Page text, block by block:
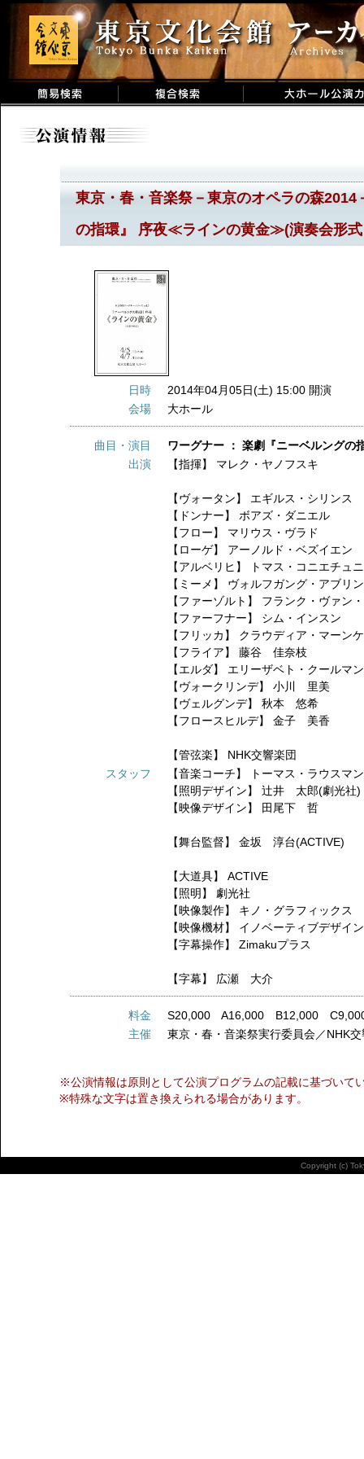
東京・春・音楽祭－東京のオペラの森
の指環』 序夜≪ラインの黄金≫(演奏会形
日時
2014年04月05日(土) 15:00 開演
会場
大ホール
曲目・演目
ワーグナー ： 楽劇『ニーベルングの
出演
【指揮】 マレク・ヤノフスキ
【ヴォータン】 エギルス・シリンス
【ドンナー】 ボアズ・ダニエル
【フロー】 マリウス・ヴラド
【ローゲ】 アーノルド・ベズイエン
【アルベリヒ】
トマス・コニエチュ
【ミーメ】 ヴォルフガング・アブリ
【ファーゾルト】 フランク・ヴァン
【ファーフナー】 シム・インスン
【フリッカ】 クラウディア・マーンケ
【フライア】藤谷 佳奈枝
【エルダ】 エリーザベト・クールマン
【ヴォークリンデ】小川 里美
【ヴェルグンデ】秋本 悠希
【フロースヒルデ】金子 美香
【管弦楽】 NHK交響楽団
スタッフ
【音楽コーチ】
トーマス・ラウスマン
【照明デザイン】辻井 太郎(劇光社)
【映像デザイン】
田尾下 哲
【舞台監督】金坂 淳台(ACTIVE)
【大道具】ACTIVE
【照明】 劇光社
【映像製作】 キノ・グラフィックス
【映像機材】 イノベーティブデザイン
【字幕操作】Zimakuプラス
【字幕】 広瀬 大介
料金
S20,000 A16,000 B12,000
主催
東京・春・音楽祭実行委員会／NHK
※公演情報は原則として公演プログラムの記載に基づいて
※特殊な文字は置き換えられる場合があります。
Copyright (c)